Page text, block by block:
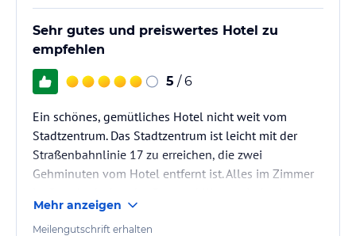
Sehr gutes und preiswertes Hotel zu
empfehlen
5 / 6
Ein schönes, gemütliches Hotel nicht weit vom
Stadtzentrum. Das Stadtzentrum ist leicht mit der
Straßenbahnlinie 17 zu erreichen, die zwei
Gehminuten vom Hotel entfernt ist. Alles im Zimmer
bequem!
Mehr anzeigen
Meilengutschrift erhalten